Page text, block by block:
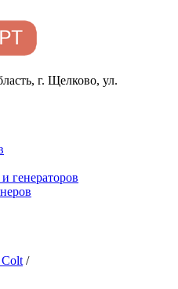
г. Щелково, ул.
генераторов
/